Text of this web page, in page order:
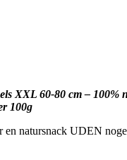
XXL 60-80 cm – 100%
100g
en natursnack UDEN